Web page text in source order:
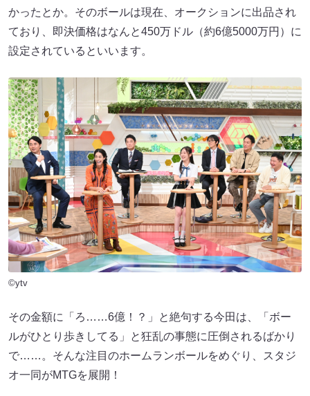
かったとか。そのボールは現在、オークションに出品され
ており、即決価格はなんと450万ドル（約6億5000万円）に
設定されているといいます。
©ytv
その金額に「ろ……6億！？」と絶句する今田は、「ボー
ルがひとり歩きしてる」と狂乱の事態に圧倒されるばかり
で……。そんな注目のホームランボールをめぐり、スタジ
オ一同がMTGを展開！